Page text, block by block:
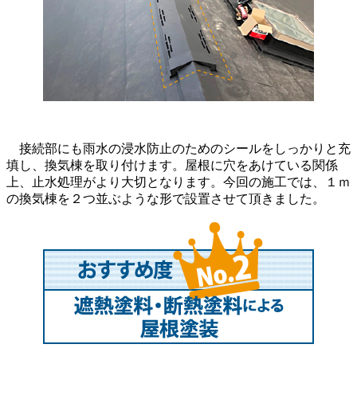
接続部にも雨水の浸水防止のためのシールをしっかりと充
填し、換気棟を取り付けます。屋根に穴をあけている関係
上、止水処理がより大切となります。今回の施工では、１ｍ
の換気棟を２つ並ぶような形で設置させて頂きました。